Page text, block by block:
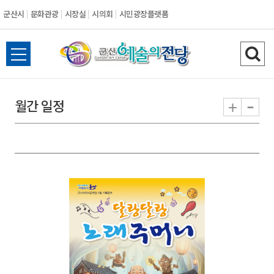
군산시 문화관광 시장실 시의회 시민광장플랫폼
군
산
전
체
뉴
열
검
색
기
월간 일정 + -